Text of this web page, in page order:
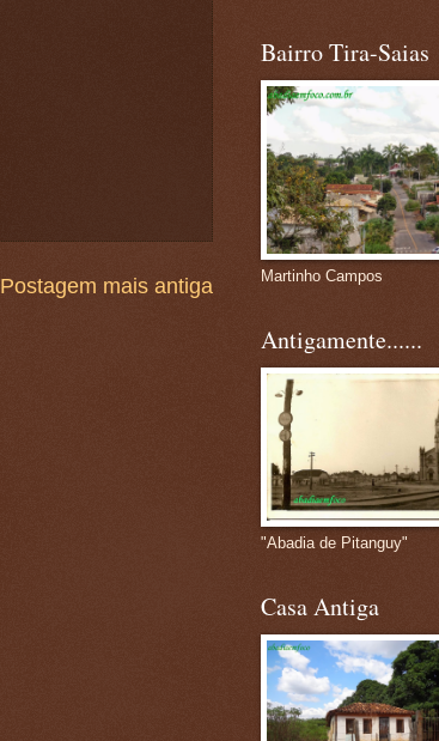
Postagem mais antiga
Bairro Tira-Saias
Martinho Campos
Antigamente......
"Abadia de Pitanguy"
Casa Antiga